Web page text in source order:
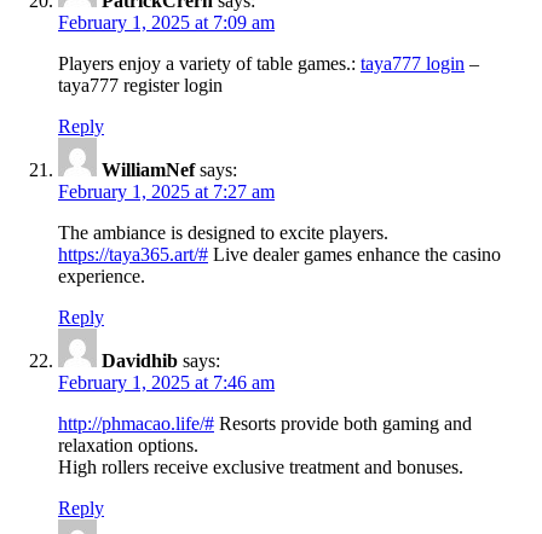
February 1, 2025 at 7:09 am
Players enjoy a variety of table games.: taya777 login –
taya777 register login
Reply
WilliamNef says:
February 1, 2025 at 7:27 am
The ambiance is designed to excite players.
https://taya365.art/# Live dealer games enhance the casino
experience.
Reply
Davidhib says:
February 1, 2025 at 7:46 am
http://phmacao.life/# Resorts provide both gaming and
relaxation options.
High rollers receive exclusive treatment and bonuses.
Reply